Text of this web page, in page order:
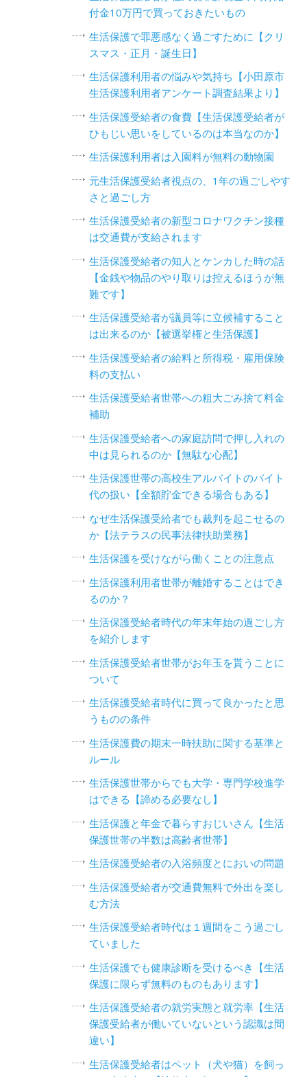
付金10万円で買っておきたいもの
生活保護で罪悪感なく過ごすために【クリ
スマス・正月・誕生日】
生活保護利用者の悩みや気持ち【小田原市
生活保護利用者アンケート調査結果より】
生活保護受給者の食費【生活保護受給者が
ひもじい思いをしているのは本当なのか】
生活保護利用者は入園料が無料の動物園
元生活保護受給者視点の、1年の過ごしやす
さと過ごし方
生活保護受給者の新型コロナワクチン接種
は交通費が支給されます
生活保護受給者の知人とケンカした時の話
【金銭や物品のやり取りは控えるほうが無
難です】
生活保護受給者が議員等に立候補すること
は出来るのか【被選挙権と生活保護】
生活保護受給者の給料と所得税・雇用保険
料の支払い
生活保護受給者世帯への粗大ごみ捨て料金
補助
生活保護受給者への家庭訪問で押し入れの
中は見られるのか【無駄な心配】
生活保護世帯の高校生アルバイトのバイト
代の扱い【全額貯金できる場合もある】
なぜ生活保護受給者でも裁判を起こせるの
か【法テラスの民事法律扶助業務】
生活保護を受けながら働くことの注意点
生活保護利用者世帯が離婚することはでき
るのか？
生活保護受給者時代の年末年始の過ごし方
を紹介します
生活保護受給者世帯がお年玉を貰うことに
ついて
生活保護受給者時代に買って良かったと思
うものの条件
生活保護費の期末一時扶助に関する基準と
ルール
生活保護世帯からでも大学・専門学校進学
はできる【諦める必要なし】
生活保護と年金で暮らすおじいさん【生活
保護世帯の半数は高齢者世帯】
生活保護受給者の入浴頻度とにおいの問題
生活保護受給者が交通費無料で外出を楽し
む方法
生活保護受給者時代は１週間をこう過ごし
ていました
生活保護でも健康診断を受けるべき【生活
保護に限らず無料のものもあります】
生活保護受給者の就労実態と就労率【生活
保護受給者が働いていないという認識は間
違い】
生活保護受給者はペット（犬や猫）を飼っ